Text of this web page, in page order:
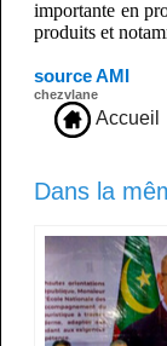
importante en
produits et
source AMI
chezvlane
Accueil
Dans la